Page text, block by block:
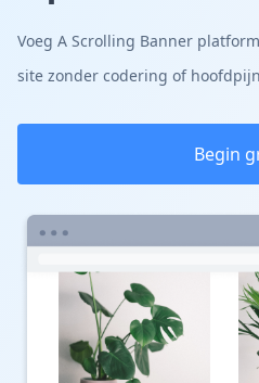
Voeg A Scrolling Banner
site zonder codering of
Begin